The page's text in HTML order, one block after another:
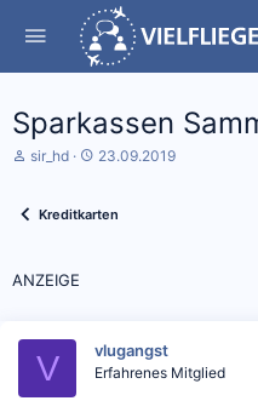
Sparkassen
S
r
*
sir_hd
D
u
23.09.2019
Kreditkarten
ANZEIGE
V vlugangst
Erfahrenes Mitglied